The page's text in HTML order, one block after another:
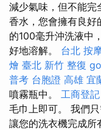
減少氣味，但不能完
香水，您會擁有良好
的100毫升沖洗液中
好地溶解。 台北 按
燴 臺北 新竹 整復
普考 台胞證 高雄 宜
噴霧瓶中。 工商登記
毛巾上即可。 我們
讓您的洗衣機完成所